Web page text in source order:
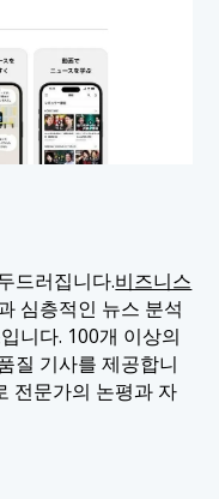
드러집니다.비즈니스
심층적인 뉴스 분석
니다. 100개 이상의
질 기사를 제공합니
전문가의 논평과 자